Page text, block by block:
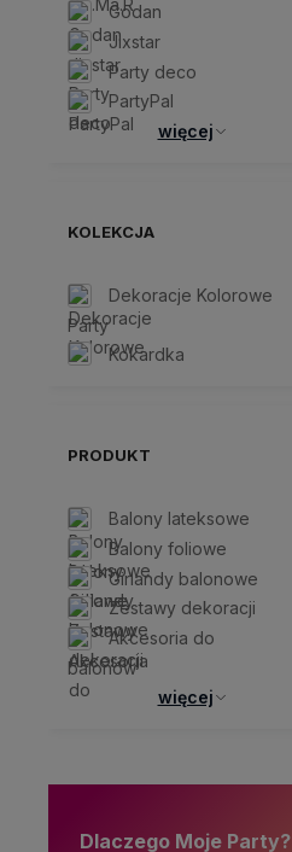
Godan
Jixstar
Party deco
PartyPal
więcej
KOLEKCJA
Dekoracje Kolorowe
Party
Kokardka
PRODUKT
Balony lateksowe
Balony foliowe
Girlandy balonowe
Zestawy dekoracji
Akcesoria do
balonów
więcej
Dlaczego Moje Party?